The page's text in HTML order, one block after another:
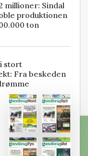
millioner: Sindal
produktionen
ton
stort
Fra beskeden